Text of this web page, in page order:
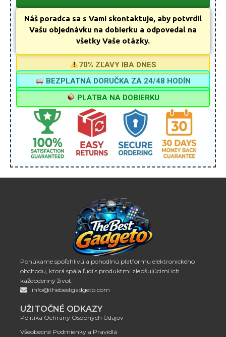
Náš poradca sa s Vami skontaktuje, aby potvrdil
Vašu objednávku na dobierku a odpovedal na
všetky Vaše otázky.
70% ZĽAVY IBA DNES
BEZPLATNÁ DORUČKA ZA 24/48 HODÍN
PLATBA NA DOBIERKU
Ponúkame spoľahlivú a pohodlnú platformu elektronického
obchodu, ktorá spája ľudí s produktmi zlepšujúcimi ich
každodenný život.
info@thebestgadgeto.com
UŽITOČNÉ ODKAZY
Politika Ochrany Osobných Údajov
Všeobecné Podmienky a Pravidlá